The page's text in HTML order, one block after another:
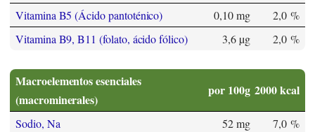
Vitamina B5 (Ácido pantoténico)
0,10 mg
2,0 %
Vitamina B9, B11 (folato, ácido fólico)
3,6 µg 2,0 %
Macroelementos esenciales
(macrominerales)
por 100g 2000 kcal
Sodio, Na 52 mg
7,0 %